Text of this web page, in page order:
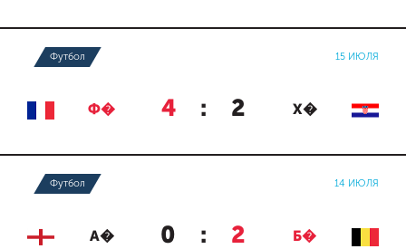
Футбол 15 ИЮЛЯ
Ф� 4 : 2 Х�
Футбол 14 ИЮЛЯ
А� 0 : 2 Б�